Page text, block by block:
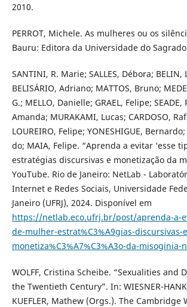
2010.
PERROT, Michele. As mulheres ou os
Bauru: Editora da Universidade do
SANTINI, R. Marie; SALLES, Débora; BELIN,
BELISÁRIO, Adriano; MATTOS, Bruno;
G.; MELLO, Danielle; GRAEL, Felipe; SEADE,
Amanda; MURAKAMI, Lucas; CARDOSO,
LOUREIRO, Felipe; YONESHIGUE,
do; MAIA, Felipe. “Aprenda a evitar ‘esse
estratégias discursivas e monetização da
YouTube. Rio de Janeiro: NetLab -
Internet e Redes Sociais, Universidade
Janeiro (UFRJ), 2024. Disponível em
https://netlab.eco.ufrj.br/post/aprenda-a-
de-mulher-estrat%C3%A9gias-discursivas-
monetiza%C3%A7%C3%A3o-da-misoginia-
WOLFF, Cristina Scheibe. “Sexualities and
the Twentieth Century”. In: WIESNER-
KUEFLER, Mathew (Orgs.). The Cambridge